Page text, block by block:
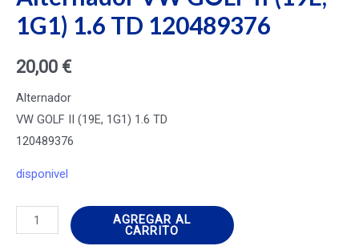
1G1) 1.6 TD 120489376
20,00 €
Alternador
VW GOLF II (19E, 1G1) 1.6 TD
120489376
disponivel
Alternador
VW
AGREGAR AL
CARRITO